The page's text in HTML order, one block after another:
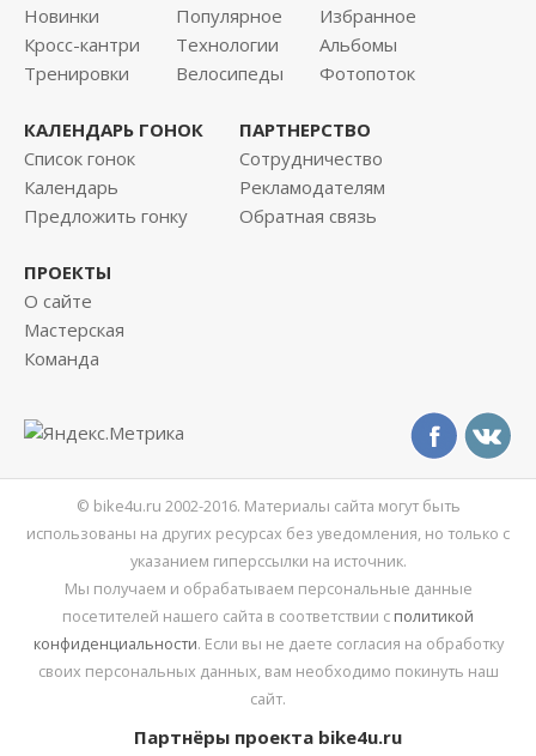
Новинки
Кросс-кантри
Тренировки
Популярное
Технологии
Велосипеды
Избранное
Альбомы
Фотопоток
КАЛЕНДАРЬ ГОНОК
Список гонок
Календарь
Предложить гонку
ПАРТНЕРСТВО
Сотрудничество
Рекламодателям
Обратная связь
ПРОЕКТЫ
О сайте
Мастерская
Команда
© bike4u.ru 2002-2016. Материалы сайта могут быть
использованы на других ресурсах без уведомления, но только с
указанием гиперссылки на источник.
Мы получаем и обрабатываем персональные данные
посетителей нашего сайта в соответствии с политикой
конфиденциальности. Если вы не даете согласия на обработку
своих персональных данных, вам необходимо покинуть наш
сайт.
Партнёры проекта bike4u.ru